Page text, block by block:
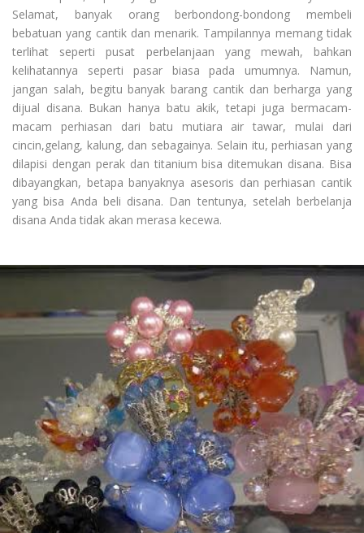
Selamat, banyak orang berbondong-bondong membeli
bebatuan yang cantik dan menarik. Tampilannya memang tidak
terlihat seperti pusat perbelanjaan yang mewah, bahkan
kelihatannya seperti pasar biasa pada umumnya. Namun,
jangan salah, begitu banyak barang cantik dan berharga yang
dijual disana. Bukan hanya batu akik, tetapi juga bermacam-
macam perhiasan dari batu mutiara air tawar, mulai dari
cincin,gelang, kalung, dan sebagainya. Selain itu, perhiasan yang
dilapisi dengan perak dan titanium bisa ditemukan disana. Bisa
dibayangkan, betapa banyaknya asesoris dan perhiasan cantik
yang bisa Anda beli disana. Dan tentunya, setelah berbelanja
disana Anda tidak akan merasa kecewa.